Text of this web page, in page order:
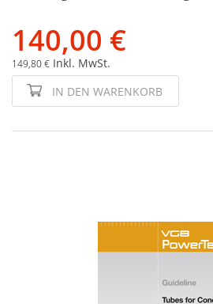
140,00 €
149,80 € Inkl. MwSt.
IN DEN WARENKORB